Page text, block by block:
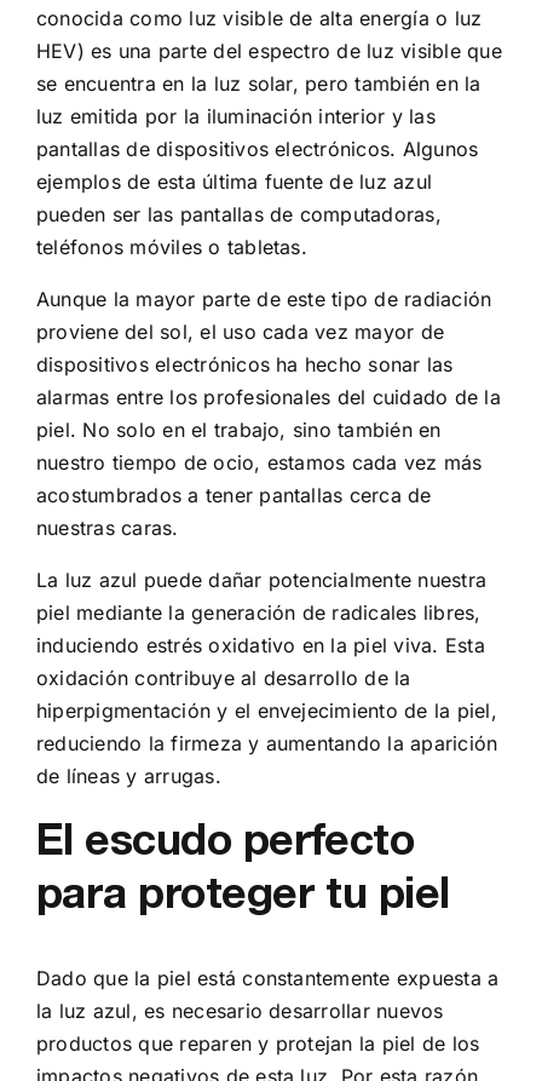
conocida como luz visible de alta energía o luz
HEV) es una parte del espectro de luz visible que
se encuentra en la luz solar, pero también en la
luz emitida por la iluminación interior y las
pantallas de dispositivos electrónicos. Algunos
ejemplos de esta última fuente de luz azul
pueden ser las pantallas de computadoras,
teléfonos móviles o tabletas.
Aunque la mayor parte de este tipo de radiación
proviene del sol, el uso cada vez mayor de
dispositivos electrónicos ha hecho sonar las
alarmas entre los profesionales del cuidado de la
piel. No solo en el trabajo, sino también en
nuestro tiempo de ocio, estamos cada vez más
acostumbrados a tener pantallas cerca de
nuestras caras.
La luz azul puede dañar potencialmente nuestra
piel mediante la generación de radicales libres,
induciendo estrés oxidativo en la piel viva. Esta
oxidación contribuye al desarrollo de la
hiperpigmentación y el envejecimiento de la piel,
reduciendo la firmeza y aumentando la aparición
de líneas y arrugas.
El escudo perfecto
para proteger tu piel
Dado que la piel está constantemente expuesta a
la luz azul, es necesario desarrollar nuevos
productos que reparen y protejan la piel de los
impactos negativos de esta luz. Por esta razón,